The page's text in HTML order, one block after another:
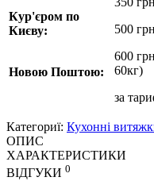
Кур'єром по
Києву:
Новою Поштою:
500
600
60кг)
за
Категориї: Кухонні
ОПИС
ХАРАКТЕРИСТИКИ
ВІДГУКИ 0